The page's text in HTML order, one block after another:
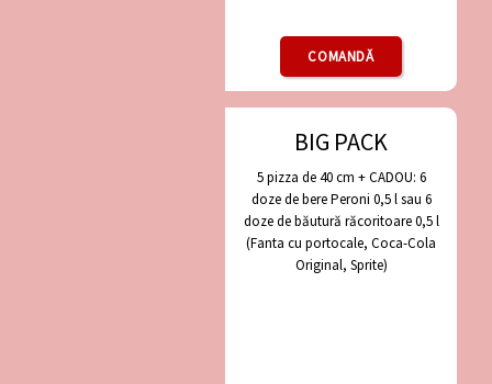
COMANDĂ
BIG PACK
5 pizza de 40 cm + CADOU: 6
doze de bere Peroni 0,5 l sau 6
doze de băutură răcoritoare 0,5 l
(Fanta cu portocale, Coca-Cola
Original, Sprite)